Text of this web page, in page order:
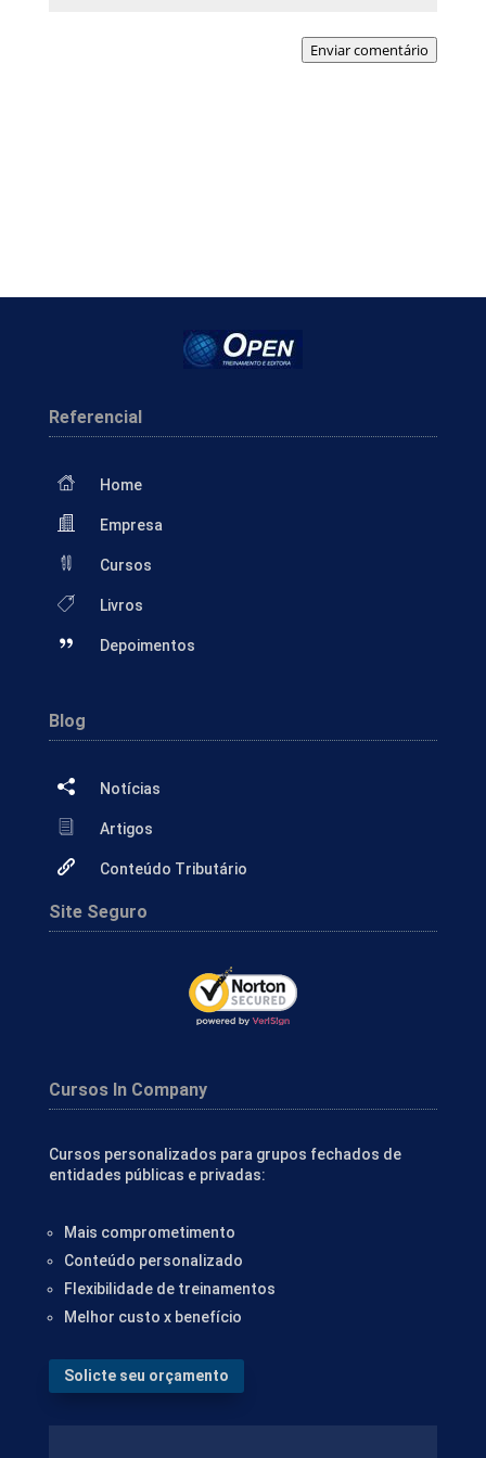
Enviar comentário
Referencial
Home
Empresa
Cursos
Livros
Depoimentos
Blog
Notícias
Artigos
Conteúdo Tributário
Site Seguro
Cursos In Company
Cursos personalizados para grupos fechados de
entidades públicas e privadas:
Mais comprometimento
Conteúdo personalizado
Flexibilidade de treinamentos
Melhor custo x benefício
Solicte seu orçamento